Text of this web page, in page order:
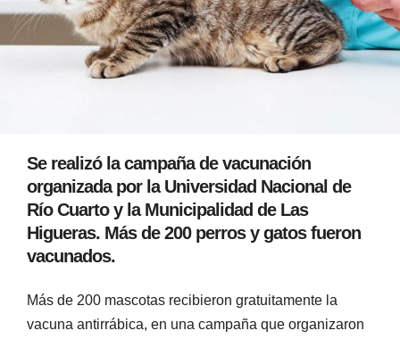
Se realizó la campaña de vacunación
organizada por la Universidad Nacional de
Río Cuarto y la Municipalidad de Las
Higueras. Más de 200 perros y gatos fueron
vacunados.
Más de 200 mascotas recibieron gratuitamente la
vacuna antirrábica, en una campaña que organizaron